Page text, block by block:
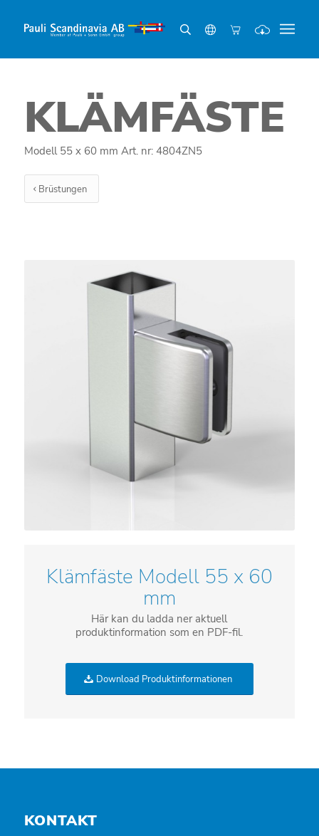
KLÄMFÄSTE
Modell 55 x 60 mm Art. nr: 4804ZN5
Brüstungen
Klämfäste Modell 55 x 60
mm
Här kan du ladda ner aktuell
produktinformation som en PDF-fil.
Download Produktinformationen
KONTAKT